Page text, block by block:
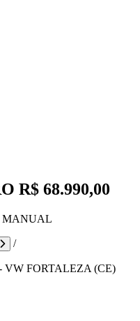
R$ 68.990,00
MANUAL
/
VW FORTALEZA (CE)